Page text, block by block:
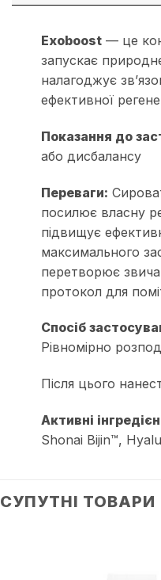
Exoboost— це
запускає
налагоджує
ефективної
Показання до
або дисбалансу
Переваги:
посилює власну
підвищує
максимального
перетворює
протокол для
Спосіб
Рівномірно
Після цього
Активні
Shonai Bijin™,
СУПУТНІ ТОВАРИ